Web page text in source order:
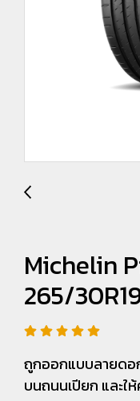
Michelin
265/
ถูกออกแบบลายดอ
บนถนนเปียก และใ